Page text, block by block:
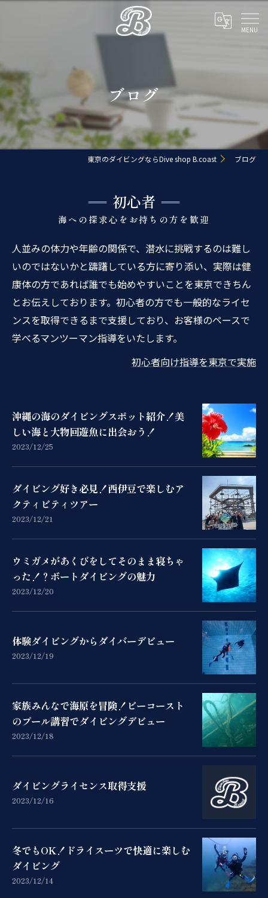
ブログ
東京のダイビングならDive shop B.coast ブログ
初心者
海への探求心をお持ちの方を歓迎
人並みの体力や年齢の関係で、潜水に挑戦するのは難し
いのではないかと躊躇している方に寄り添い、実際は健
康体の方であれば誰でも始めやすいことを東京できちん
とお伝えしております。初心者の方でも一般的なライセ
ンスを取得できるまで支援しており、お客様のペースで
学べるマンツーマン指導をいたします。
初心者向け指導を東京で実施
沖縄の海のダイビングスポット紹介！美
しい海と大物回遊魚に出会おう！
2023/12/25
ダイビング好き必見！西伊豆で楽しむア
クティビティツアー
2023/12/21
ウミガメがあくびをしてそのまま寝ちゃ
った！？ボートダイビングの魅力
2023/12/20
体験ダイビングからダイバーデビュー
2023/12/19
家族みんなで海原を冒険！ビーコースト
のプール講習でダイビングデビュー
2023/12/18
ダイビングライセンス取得支援
2023/12/16
冬でもOK！ドライスーツで快適に楽しむ
ダイビング
2023/12/14